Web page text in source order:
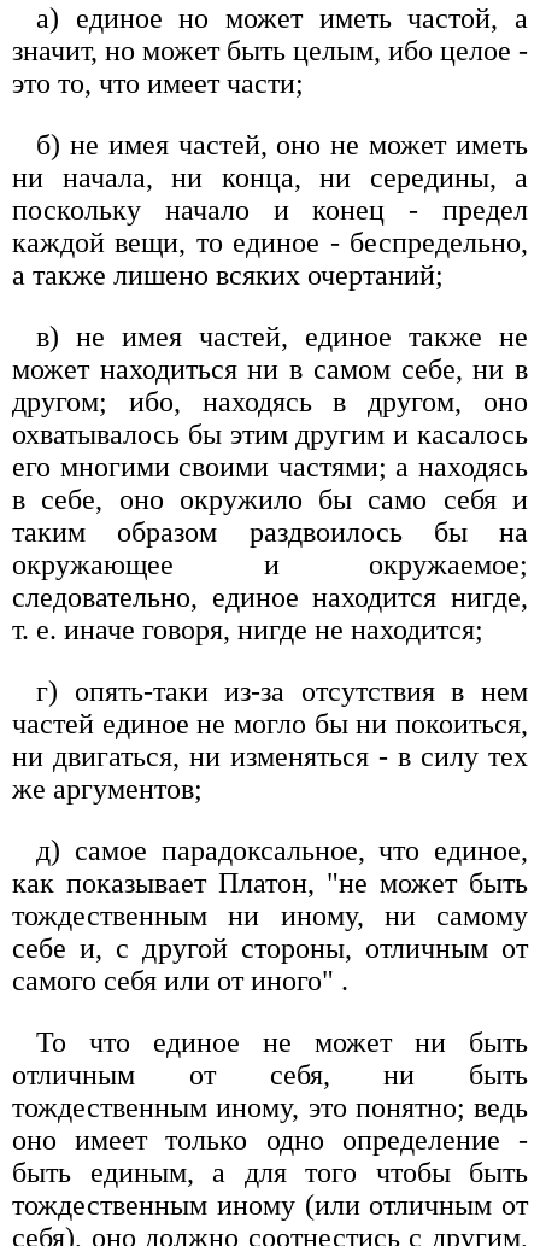
а) единое но может иметь частой, а
значит, но может быть целым, ибо целое -
это то, что имеет части;
б) не имея частей, оно не может иметь
ни начала, ни конца, ни середины, а
поскольку начало и конец - предел
каждой вещи, то единое - беспредельно,
а также лишено всяких очертаний;
в) не имея частей, единое также не
может находиться ни в самом себе, ни в
другом; ибо, находясь в другом, оно
охватывалось бы этим другим и касалось
его многими своими частями; а находясь
в себе, оно окружило бы само себя и
таким образом раздвоилось бы на
окружающее и окружаемое;
следовательно, единое находится нигде,
т. е. иначе говоря, нигде не находится;
г) опять-таки из-за отсутствия в нем
частей единое не могло бы ни покоиться,
ни двигаться, ни изменяться - в силу тех
же аргументов;
д) самое парадоксальное, что единое,
как показывает Платон, "не может быть
тождественным ни иному, ни самому
себе и, с другой стороны, отличным от
самого себя или от иного" .
То что единое не может ни быть
отличным от себя, ни быть
тождественным иному, это понятно; ведь
оно имеет только одно определение -
быть единым, а для того чтобы быть
тождественным иному (или отличным от
себя), оно должно соотнестись с другим,